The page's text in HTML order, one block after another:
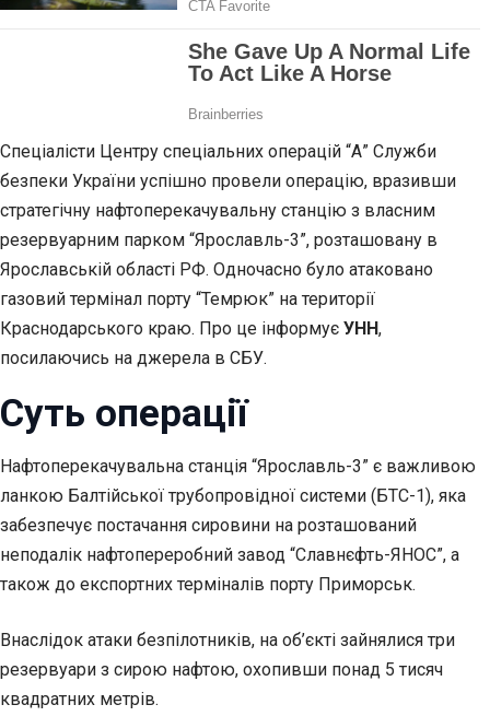
Спеціалісти Центру спеціальних операцій “А” Служби
безпеки України успішно провели операцію, вразивши
стратегічну нафтоперекачувальну станцію з власним
резервуарним парком “Ярославль-3”, розташовану в
Ярославській області РФ. Одночасно було атаковано
газовий термінал порту “Темрюк” на території
Краснодарського краю. Про це інформує УНН,
посилаючись на джерела в СБУ.
Суть операції
Нафтоперекачувальна станція “Ярославль-3” є важливою
ланкою Балтійської трубопровідної системи (БТС-1), яка
забезпечує постачання сировини на розташований
неподалік нафтопереробний завод “Славнєфть-ЯНОС”, а
також до експортних терміналів порту Приморськ.
Внаслідок атаки безпілотників, на об’єкті зайнялися три
резервуари з сирою нафтою, охопивши понад 5 тисяч
квадратних метрів.